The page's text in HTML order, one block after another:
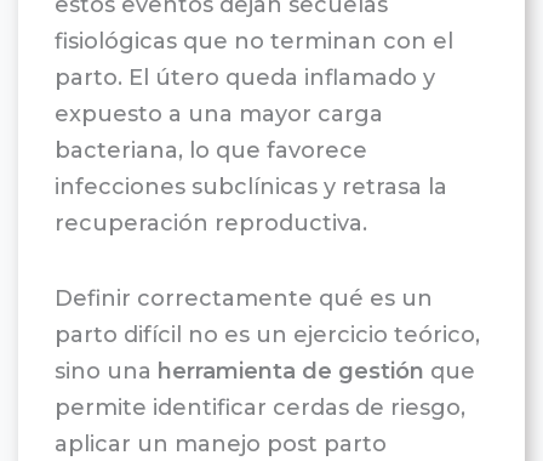
fisiológicas que no terminan con el
parto. El útero queda inflamado y
expuesto a una mayor carga
bacteriana, lo que favorece
infecciones subclínicas y retrasa la
recuperación reproductiva.
Definir correctamente qué es un
parto difícil no es un ejercicio teórico,
sino una herramienta de gestión que
permite identificar cerdas de riesgo,
aplicar un manejo post parto